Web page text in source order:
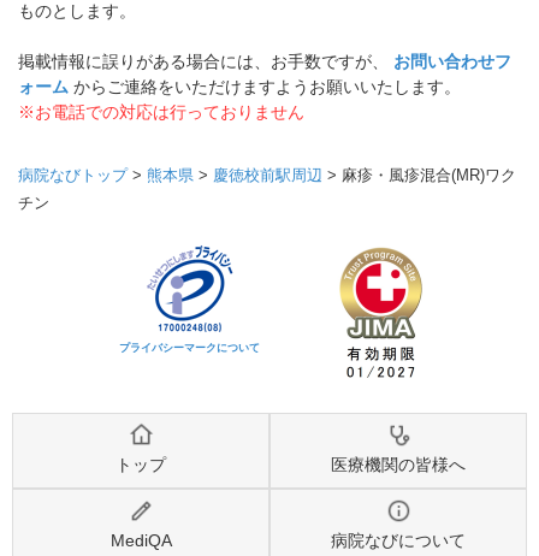
ものとします。
掲載情報に誤りがある場合には、お手数ですが、 お問い合わせフ
ォーム からご連絡をいただけますようお願いいたします。
※お電話での対応は行っておりません
病院なびトップ> 熊本県 > 慶徳校前駅周辺 > 麻疹・風疹混合(MR)ワク
チン
プライバシーマークについて
トップ 医療機関の皆様へ
MediQA 病院なびについて